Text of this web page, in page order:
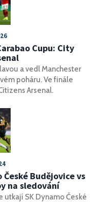
Cupu: City
a vedl Manchester
poháru. Ve finále
Arsenal.
České Budějovice vs
na sledování
utkají SK Dynamo České